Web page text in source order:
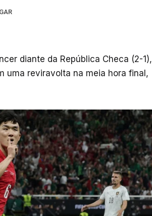
diante da República Checa (2-1),
uma reviravolta na meia hora final,